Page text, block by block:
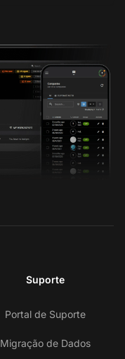
Suporte
Portal de Suporte
Migração de Dados